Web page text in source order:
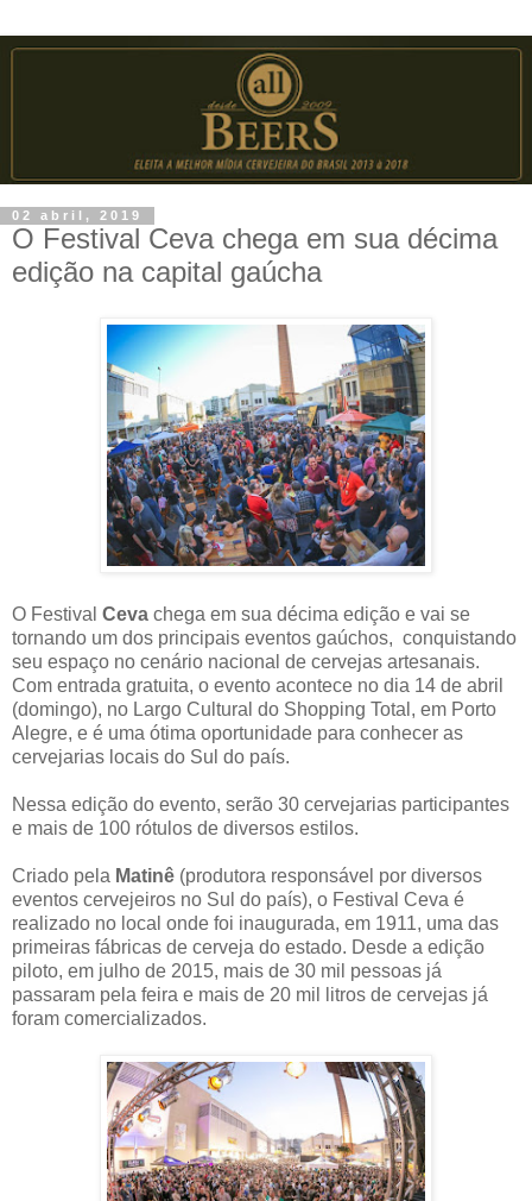
02 abril, 2019
O Festival Ceva chega em sua décima
edição na capital gaúcha
O Festival Ceva chega em sua décima edição e vai se
tornando um dos principais eventos gaúchos, conquistando
seu espaço no cenário nacional de cervejas artesanais.
Com entrada gratuita, o evento acontece no dia 14 de abril
(domingo), no Largo Cultural do Shopping Total, em Porto
Alegre, e é uma ótima oportunidade para conhecer as
cervejarias locais do Sul do país.
Nessa edição do evento, serão 30 cervejarias participantes
e mais de 100 rótulos de diversos estilos.
Criado pela Matinê (produtora responsável por diversos
eventos cervejeiros no Sul do país), o Festival Ceva é
realizado no local onde foi inaugurada, em 1911, uma das
primeiras fábricas de cerveja do estado. Desde a edição
piloto, em julho de 2015, mais de 30 mil pessoas já
passaram pela feira e mais de 20 mil litros de cervejas já
foram comercializados.